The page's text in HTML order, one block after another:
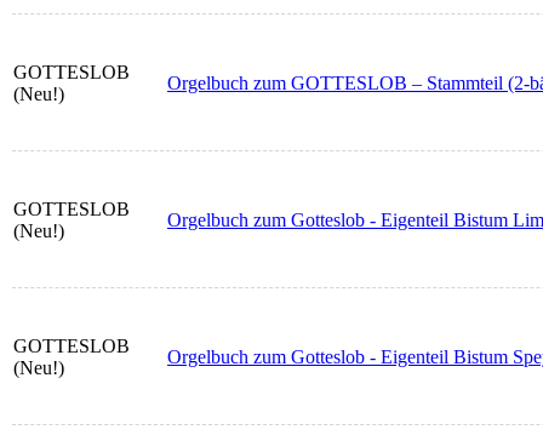
GOTTESLOB
(Neu!)
Orgelbuch zum GOTTESLOB – Stammteil (2-
GOTTESLOB
(Neu!)
Orgelbuch zum Gotteslob - Eigenteil Bistum
GOTTESLOB
(Neu!)
Orgelbuch zum Gotteslob - Eigenteil Bistum